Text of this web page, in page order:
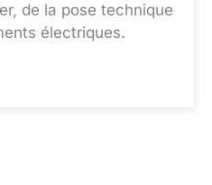
de la pose technique
électriques.